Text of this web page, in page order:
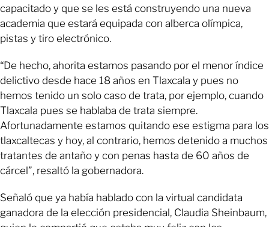
capacitado y que se les está construyendo una nueva
academia que estará equipada con alberca olímpica,
pistas y tiro electrónico.
“De hecho, ahorita estamos pasando por el menor índice
delictivo desde hace 18 años en Tlaxcala y pues no
hemos tenido un solo caso de trata, por ejemplo, cuando
Tlaxcala pues se hablaba de trata siempre.
Afortunadamente estamos quitando ese estigma para los
tlaxcaltecas y hoy, al contrario, hemos detenido a muchos
tratantes de antaño y con penas hasta de 60 años de
cárcel”, resaltó la gobernadora.
Señaló que ya había hablado con la virtual candidata
ganadora de la elección presidencial, Claudia Sheinbaum,